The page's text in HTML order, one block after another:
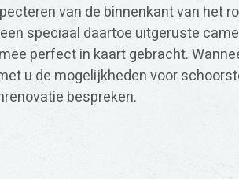
van de binnenkant van het
speciaal daartoe uitgeruste
perfect in kaart gebracht.
u de mogelijkheden voor
bespreken.